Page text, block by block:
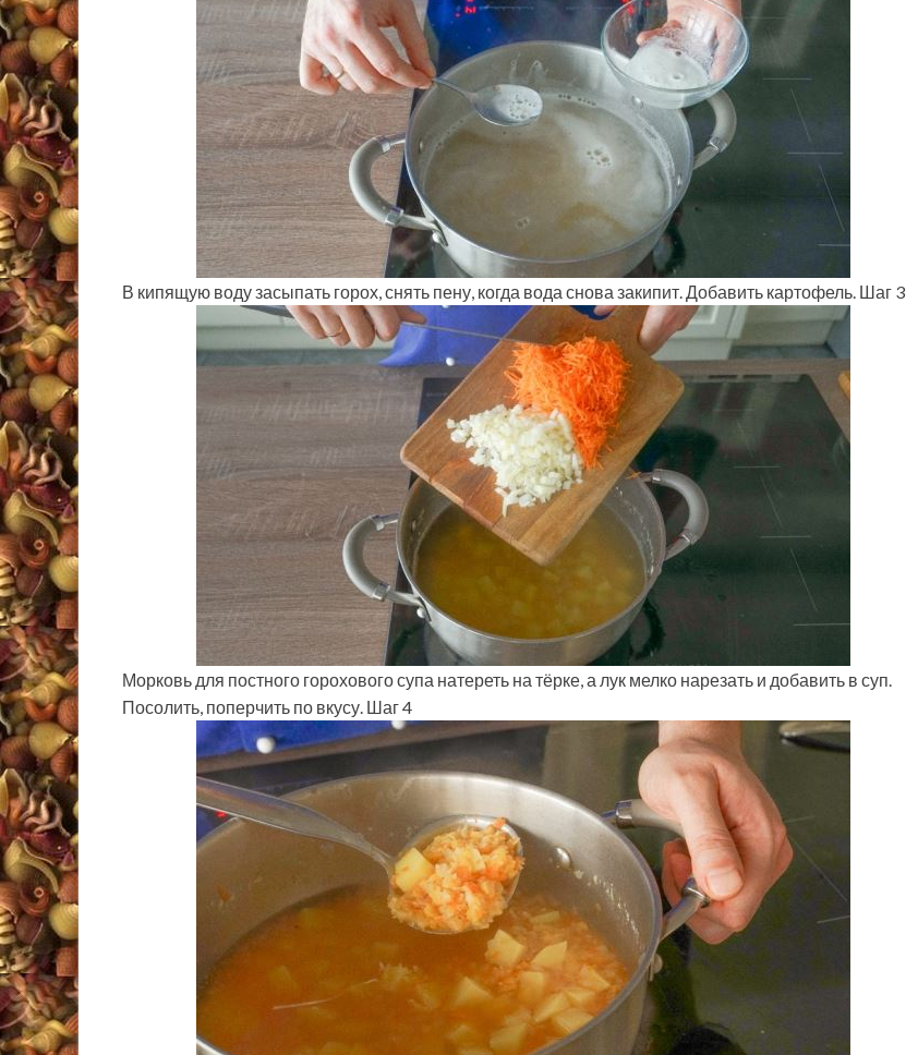
В кипящую воду засыпать горох, снять пену, когда вода снова закипит. Добавить картофель. Шаг 3
Морковь для постного горохового супа натереть на тёрке, а лук мелко нарезать и добавить в суп.
Посолить, поперчить по вкусу. Шаг 4